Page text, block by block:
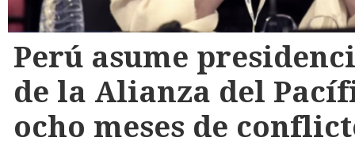
Perú asume
de la Alianza del
ocho meses de